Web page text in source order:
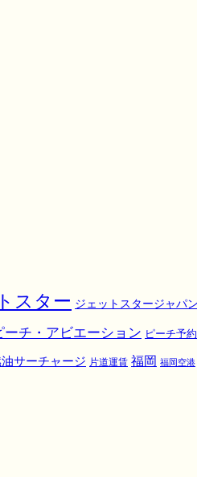
スター ジェットスタージャパン
ーチ・アビエーション ピーチ予約
サーチャージ 片道運賃 福岡 福岡空港